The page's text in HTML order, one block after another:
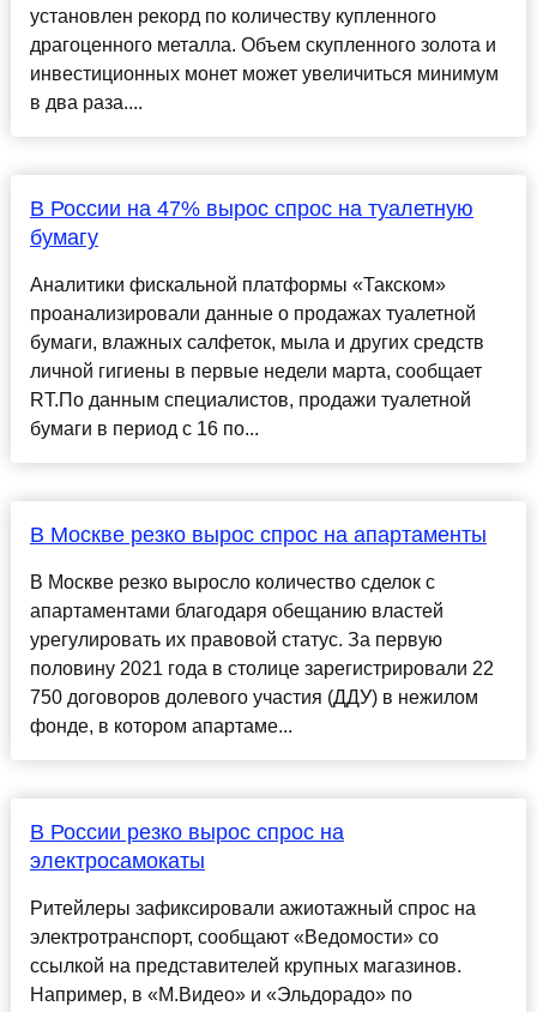
установлен рекорд по количеству купленного
драгоценного металла. Объем скупленного золота и
инвестиционных монет может увеличиться минимум
в два раза....
В России на 47% вырос спрос на туалетную
бумагу
Аналитики фискальной платформы «Такском»
проанализировали данные о продажах туалетной
бумаги, влажных салфеток, мыла и других средств
личной гигиены в первые недели марта, сообщает
RT.По данным специалистов, продажи туалетной
бумаги в период с 16 по...
В Москве резко вырос спрос на апартаменты
В Москве резко выросло количество сделок с
апартаментами благодаря обещанию властей
урегулировать их правовой статус. За первую
половину 2021 года в столице зарегистрировали 22
750 договоров долевого участия (ДДУ) в нежилом
фонде, в котором апартаме...
В России резко вырос спрос на
электросамокаты
Ритейлеры зафиксировали ажиотажный спрос на
электротранспорт, сообщают «Ведомости» со
ссылкой на представителей крупных магазинов.
Например, в «М.Видео» и «Эльдорадо» по